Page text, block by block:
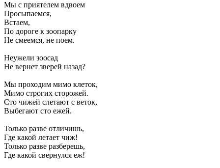
Мы с приятелем вдвоем
Просыпаемся,
Встаем,
По дороге к зоопарку
Не смеемся, не поем.
Неужели зоосад
Не вернет зверей назад?
Мы проходим мимо клеток,
Мимо строгих сторожей.
Сто чижей слетают с веток,
Выбегают сто ежей.
Только разве отличишь,
Где какой летает чиж!
Только разве разберешь,
Где какой свернулся еж!